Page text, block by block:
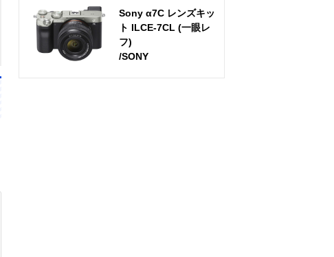
Sony α7C レンズキッ
ト ILCE-7CL (一眼レ
フ)
/SONY